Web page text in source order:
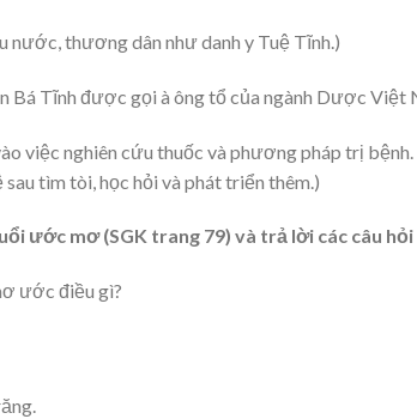
nước, thương dân như danh y Tuệ Tĩnh.)
Bá Tĩnh được gọi à ông tổ của ngành Dược Việt
việc nghiên cứu thuốc và phương pháp trị
tìm tòi, học hỏi và phát triển thêm.)
ước mơ (SGK trang 79) và trả lời các câu hỏi
ước điều gì?